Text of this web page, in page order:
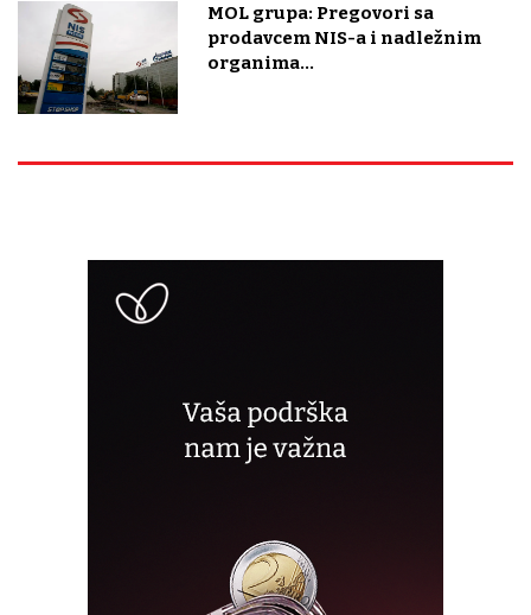
MOL grupa: Pregovori sa
prodavcem NIS-a i nadležnim
organima...